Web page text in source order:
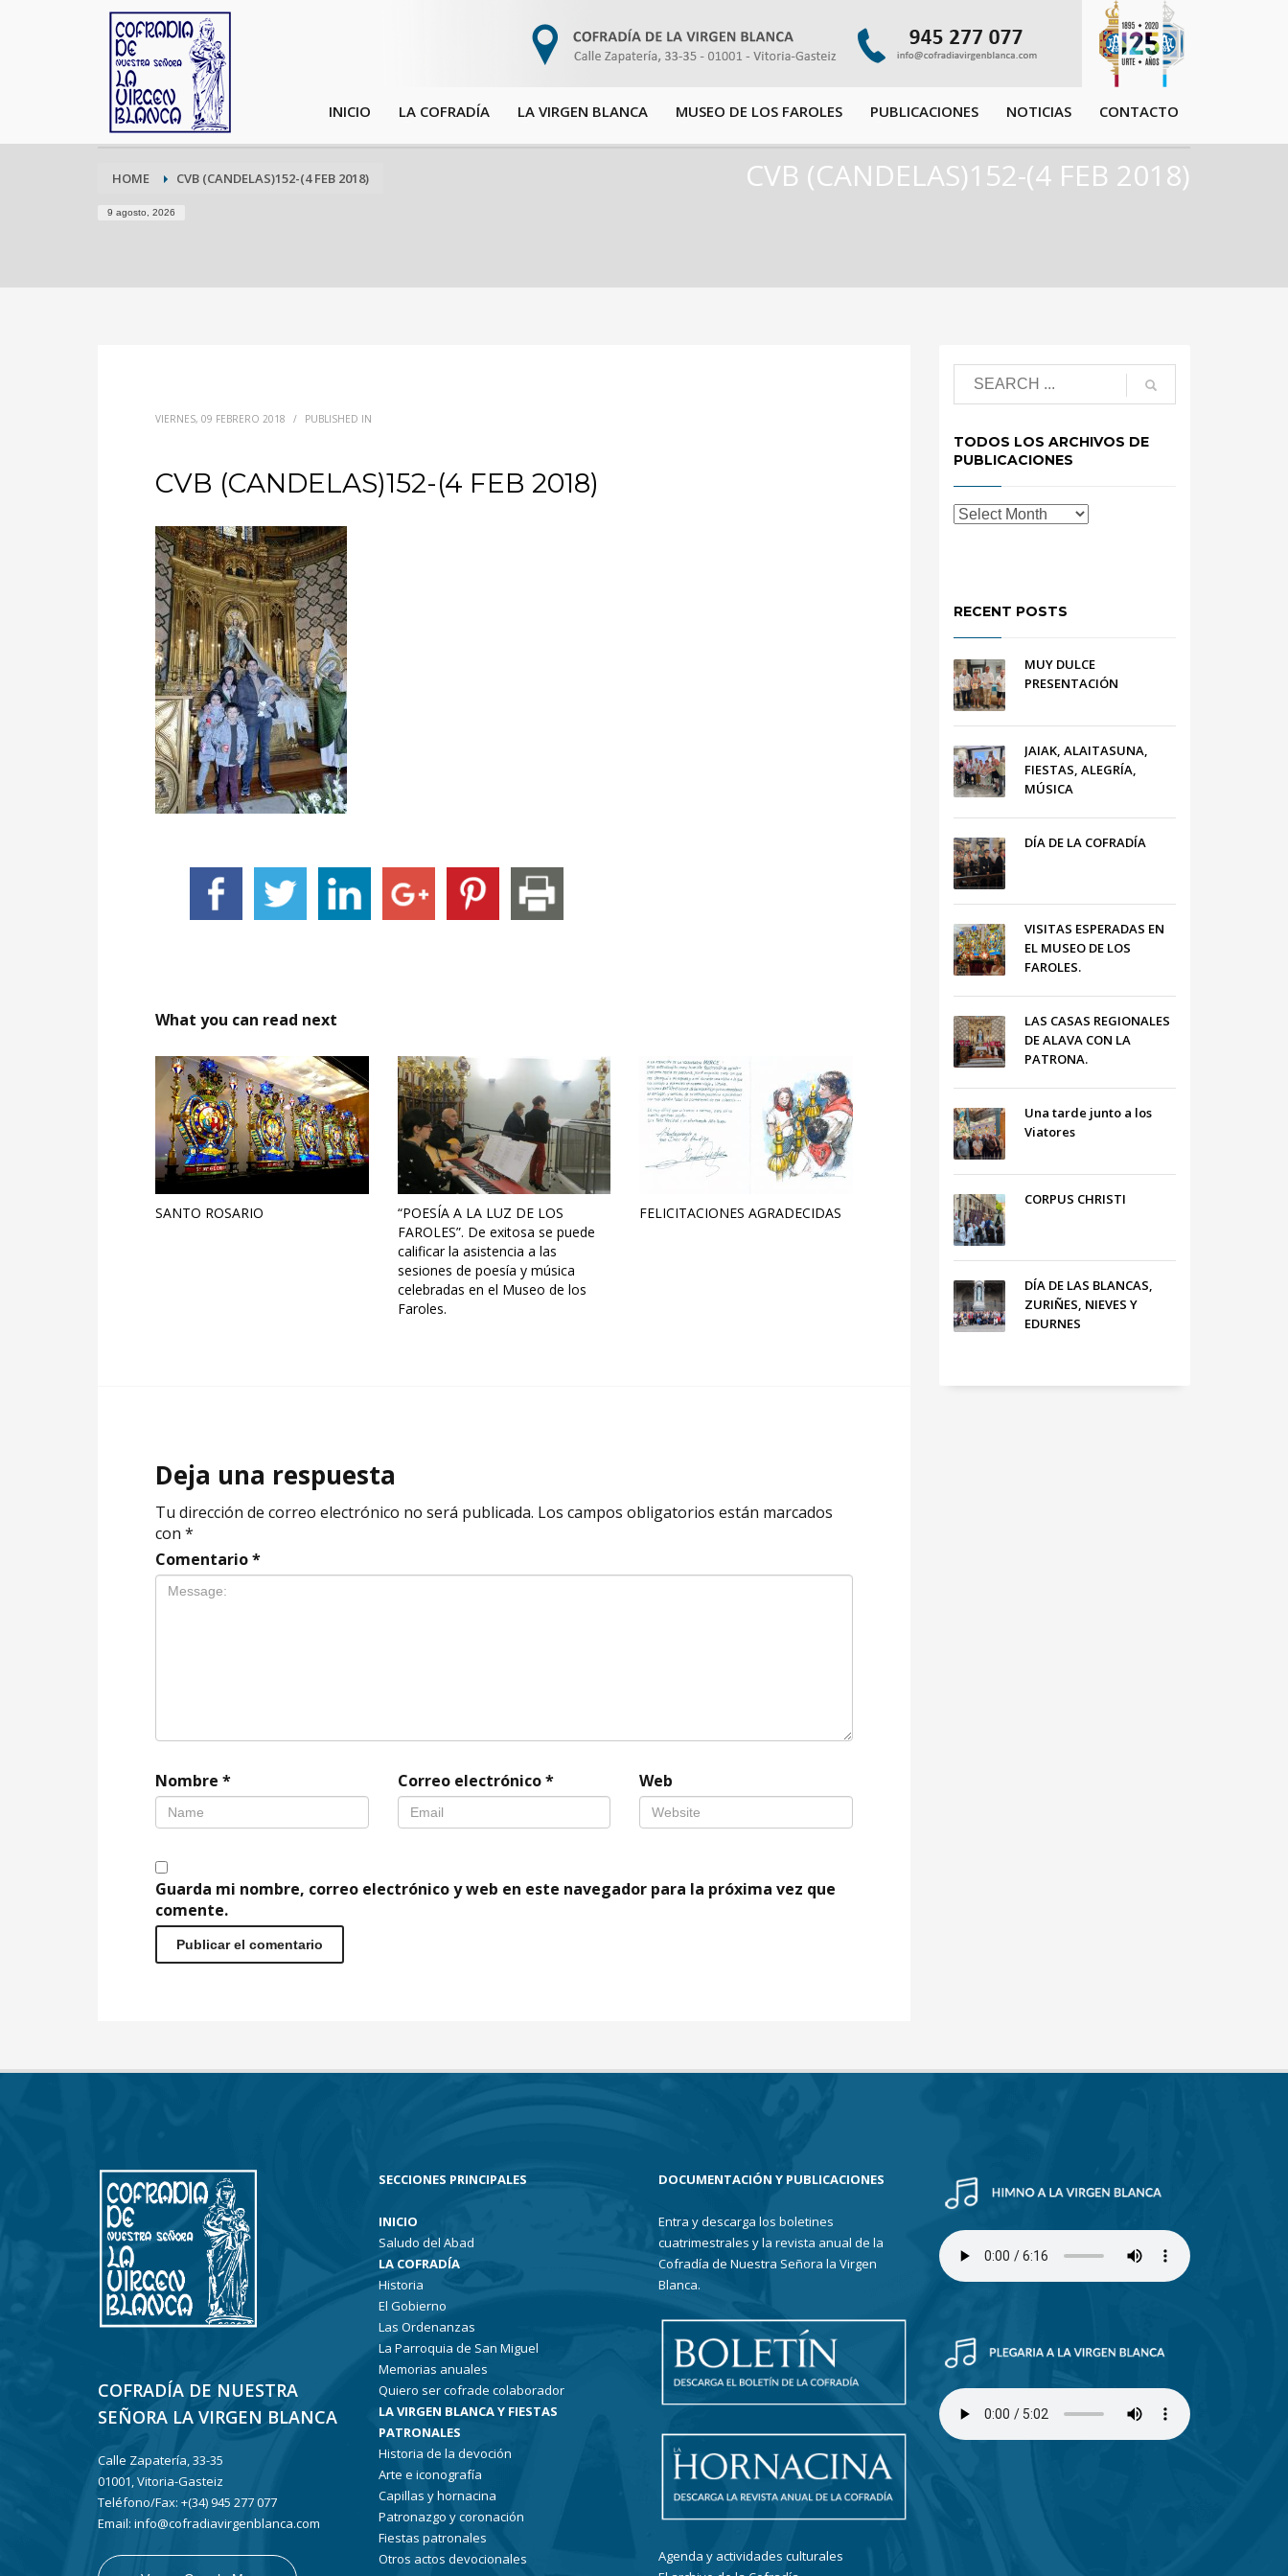
INICIO LA COFRADÍA LA VIRGEN BLANCA MUSEO DE LOS FAROLES PUBLICACIONES NOTICIAS CONTACTO
HOME CVB (CANDELAS)152-(4 FEB 2018)
9 agosto, 2026
CVB (CANDELAS)152-(4 FEB 2018)
VIERNES, 09 FEBRERO 2018 / PUBLISHED IN
CVB (CANDELAS)152-(4 FEB 2018)
What you can read next
SANTO ROSARIO
“POESÍA A LA LUZ DE LOS
FAROLES”. De exitosa se puede
calificar la asistencia a las
sesiones de poesía y música
celebradas en el Museo de los
Faroles.
FELICITACIONES AGRADECIDAS
Deja una respuesta
Tu dirección de correo electrónico no será publicada. Los campos obligatorios están marcados
con *
Comentario*
Nombre * Correo electrónico* Web
Guarda mi nombre, correo electrónico y web en este navegador para la próxima vez que
comente.
TODOS LOS ARCHIVOS DE
PUBLICACIONES
RECENT POSTS
MUY DULCE
PRESENTACIÓN
JAIAK, ALAITASUNA,
FIESTAS, ALEGRÍA,
MÚSICA
DÍA DE LA COFRADÍA
VISITAS ESPERADAS EN
EL MUSEO DE LOS
FAROLES.
LAS CASAS REGIONALES
DE ALAVA CON LA
PATRONA.
Una tarde junto a los
Viatores
CORPUS CHRISTI
DÍA DE LAS BLANCAS,
ZURIÑES, NIEVES Y
EDURNES
COFRADÍA DE NUESTRA
SEÑORA LA VIRGEN BLANCA
Calle Zapatería, 33-35
01001, Vitoria-Gasteiz
Teléfono/Fax: +(34) 945 277 077
Email: info@cofradiavirgenblanca.com
SECCIONES PRINCIPALES
INICIO
Saludo del Abad
LA COFRADÍA
Historia
El Gobierno
Las Ordenanzas
La Parroquia de San Miguel
Memorias anuales
Quiero ser cofrade colaborador
LA VIRGEN BLANCA Y FIESTAS
PATRONALES
Historia de la devoción
Arte e iconografía
Capillas y hornacina
Patronazgo y coronación
Fiestas patronales
Otros actos devocionales
DOCUMENTACIÓN Y PUBLICACIONES
Entra y descarga los boletines
cuatrimestrales y la revista anual de la
Cofradía de Nuestra Señora la Virgen
Blanca.
Agenda y actividades culturales